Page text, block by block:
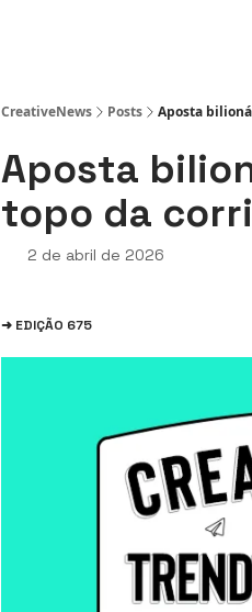
CreativeNews Posts Aposta
Aposta
topo da
2 de abril de 2026
➜ EDIÇÃO 675